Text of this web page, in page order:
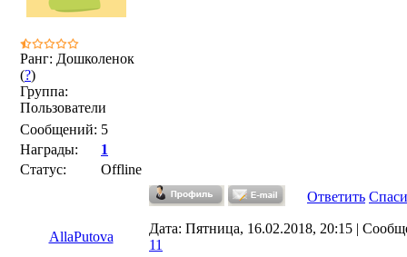
Ранг: Дошколенок
(?)
Группа:
Пользователи
Сообщений: 5
Награды:
1
Статус:
Offline
Ответить
AllaPutova
Дата: Пятница, 16.02.2018, 20:15 |
11